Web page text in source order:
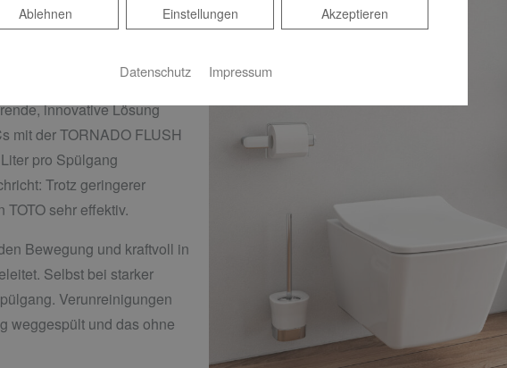
WCs, die zwischen 7 und
also eine Menge. Doch es
innovative Lösung
mit der TORNADO FLUSH
pro Spülgang
Trotz geringerer
sehr effektiv.
Bewegung und kraftvoll in
Selbst bei starker
Verunreinigungen
weggespült und das ohne
Akzeptieren
Einstellungen
Ablehnen
Ablehnen
Datenschutz Impressum